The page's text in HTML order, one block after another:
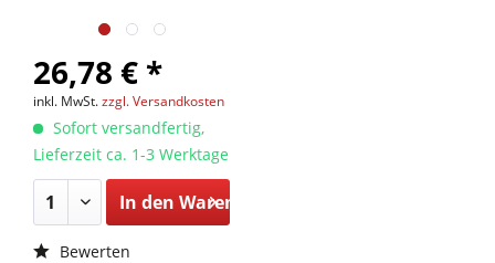
26,78 € *
inkl. MwSt.zzgl. Versandkosten
Sofort versandfertig,
Lieferzeit ca. 1-3 Werktage
In den Warenkorb
Bewerten